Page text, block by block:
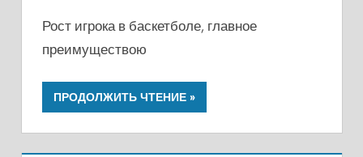
Рост игрока в баскетболе, главное
преимуществою
ПРОДОЛЖИТЬ ЧТЕНИЕ